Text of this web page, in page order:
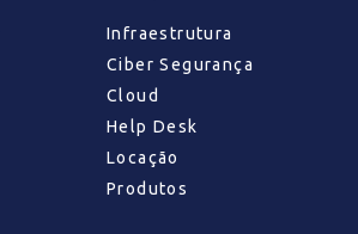
Infraestrutura
Ciber Segurança
Cloud
Help Desk
Locação
Produtos